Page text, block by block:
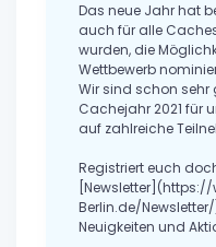
Das neue Jahr hat
auch für alle
wurden, die
Wettbewerb
Wir sind schon
Cachejahr 2021 für
auf zahlreiche
Registriert euch
Berlin.de/
Neuigkeiten und